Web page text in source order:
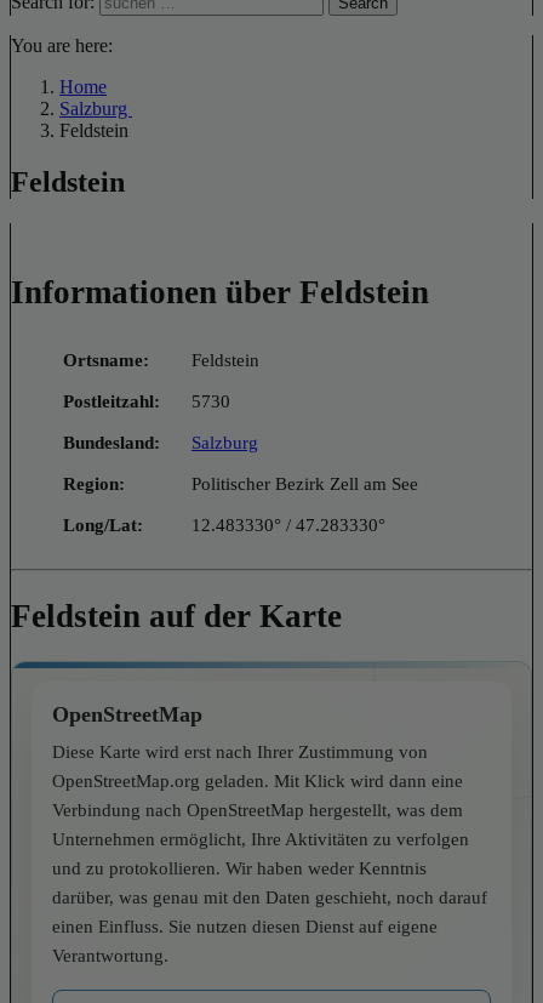
You are here:
Home
Salzburg
Feldstein
Feldstein
Informationen über Feldstein
Ortsname: Feldstein
Postleitzahl: 5730
Bundesland: Salzburg
Region: Politischer Bezirk Zell am See
Long/Lat: 12.483330° / 47.283330°
Feldstein auf der Karte
OpenStreetMap
Diese Karte wird erst nach Ihrer Zustimmung von
OpenStreetMap.org geladen. Mit Klick wird dann eine
Verbindung nach OpenStreetMap hergestellt, was dem
Unternehmen ermöglicht, Ihre Aktivitäten zu verfolgen
und zu protokollieren. Wir haben weder Kenntnis
darüber, was genau mit den Daten geschieht, noch darauf
einen Einfluss. Sie nutzen diesen Dienst auf eigene
Verantwortung.